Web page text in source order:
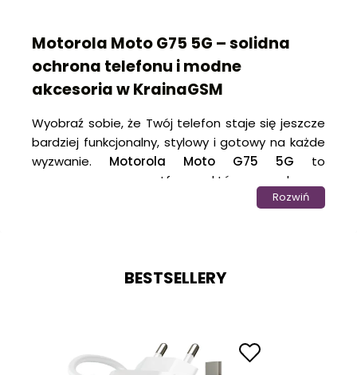
Motorola Moto G75 5G – solidna
ochrona telefonu i modne
akcesoria w KrainaGSM
Wyobraź sobie, że Twój telefon staje się jeszcze
bardziej funkcjonalny, stylowy i gotowy na każde
wyzwanie. Motorola Moto G75 5G to
nowoczesny smartfon, który zachwyca
wydajnością i designem, ale jego możliwości
czego potrzebujesz, aby w pełni wykorzystać
cechy naszych produktów. Oferujemy szeroki
wybóretui,szkieł hartowanych
Rozwiń
BESTSELLERY